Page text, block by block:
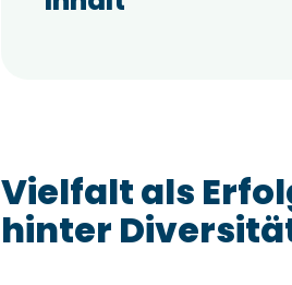
Vielfalt als
hinter